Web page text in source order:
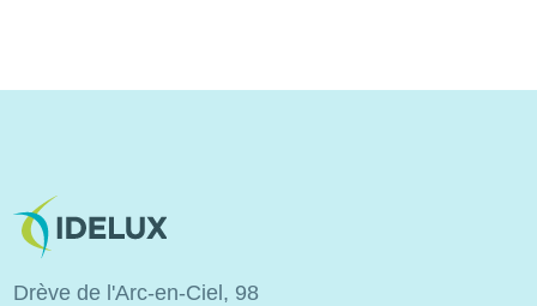
Image
Drève de l'Arc-en-Ciel, 98